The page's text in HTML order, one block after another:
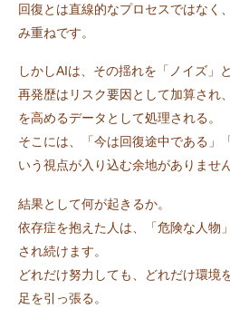
回復とは直線的なプロセスではなく
み重ねです。
しかしAIは、その揺れを「ノイズ」
再発歴はリスク要因として加算され
を高めるデータとして処理される。
そこには、「今は回復途中である」
いう視点が入り込む余地がありません
結果として何が起きるか。
依存症を抱えた人は、「危険な人物
され続けます。
どれだけ努力しても、どれだけ環境
足を引っ張る。